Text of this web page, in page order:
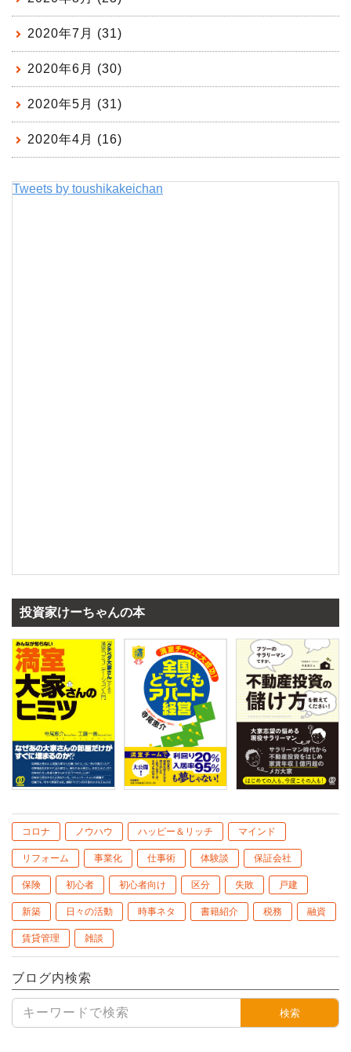
2020年7月 (31)
2020年6月 (30)
2020年5月 (31)
2020年4月 (16)
Tweets by toushikakeichan
投資家けーちゃんの本
コロナ ノウハウ ハッピー＆リッチ マインド
リフォーム 事業化 仕事術 体験談 保証会社
保険 初心者 初心者向け 区分 失敗 戸建
新築 日々の活動 時事ネタ 書籍紹介 税務 融資
賃貸管理 雑談
ブログ内検索
検索